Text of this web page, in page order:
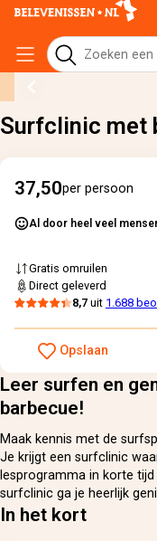
›
Surfclinic met
Leer surfen en
barbecue!
Maak kennis met de
Je krijgt een surfclinic
lesprogramma in korte
surfclinic ga je heerlijk
In het kort
37,50per persoon
Al door heel veel
Gratis omruilen
Direct geleverd
8,7 uit 1.688
Opslaan